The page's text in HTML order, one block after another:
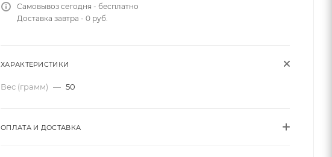
Самовывоз сегодня - бесплатно
Доставка завтра - 0 руб.
ХАРАКТЕРИСТИКИ
Вес (грамм) — 50
ОПЛАТА И ДОСТАВКА